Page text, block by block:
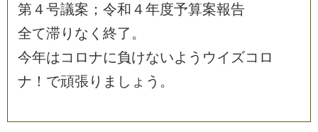
第 ４号議案 ； 令和 ４年度予算案報告
全て滞り な く 終了 。
今年は コ ロナに負けないよ う ウ イ ズコ ロ
ナ ！ で頑張 り ま し ょ う 。